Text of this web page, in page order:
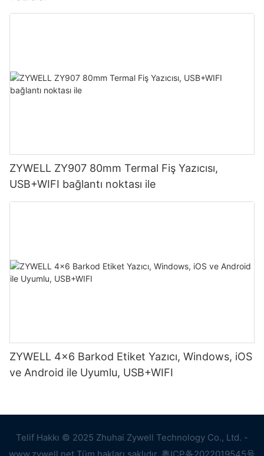
ZYWELL ZY907 80mm Termal Fiş Yazıcısı,
USB+WIFI bağlantı noktası ile
ZYWELL 4x6 Barkod Etiket Yazıcı, Windows, iOS
ve Android ile Uyumlu, USB+WIFI
Telif Hakkı © 2025 Zhuhai Zywell Technology Co., Ltd. -